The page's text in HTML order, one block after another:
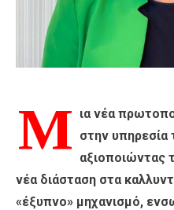
Μ ια νέα
στην υπηρεσία
αξιοποιώντας
νέα διάσταση στα
«έξυπνο» μηχανισμό,